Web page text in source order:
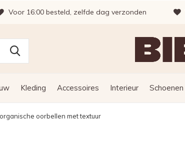
Kleding Accessoires Interieur Schoenen
Voor 16:00 besteld, zelfde dag verzonden
oorbellen met textuur